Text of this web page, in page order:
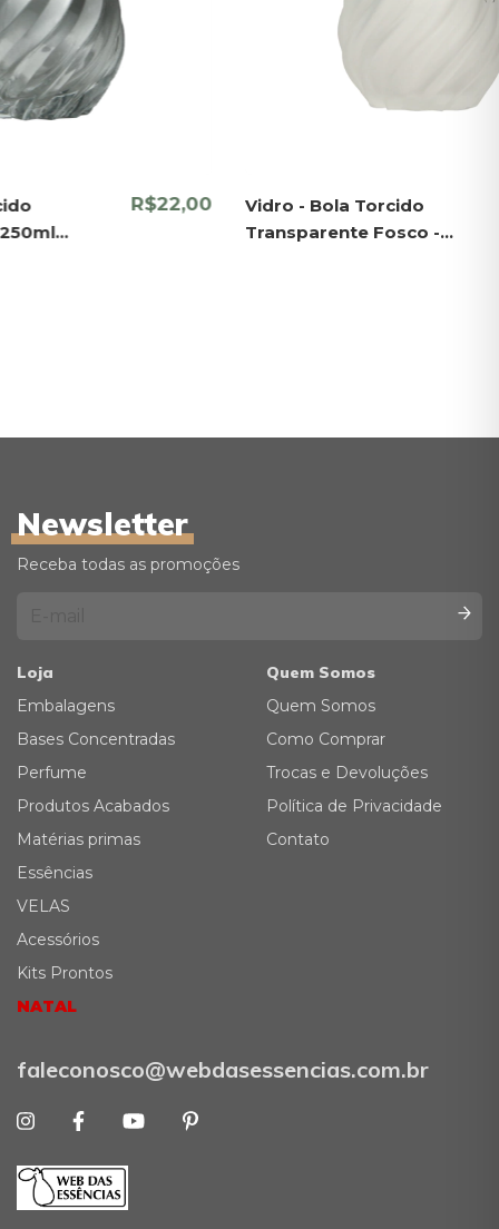
R$22,00
Vidro - Bola Torcido
Transparente Fosco -
Newsletter
Receba todas as promoções
Loja
Embalagens
Bases Concentradas
Perfume
Produtos Acabados
Matérias primas
Essências
VELAS
Acessórios
Kits Prontos
NATAL
Quem Somos
Quem Somos
Como Comprar
Trocas e Devoluções
Política de Privacidade
Contato
faleconosco@webdasessencias.com.br